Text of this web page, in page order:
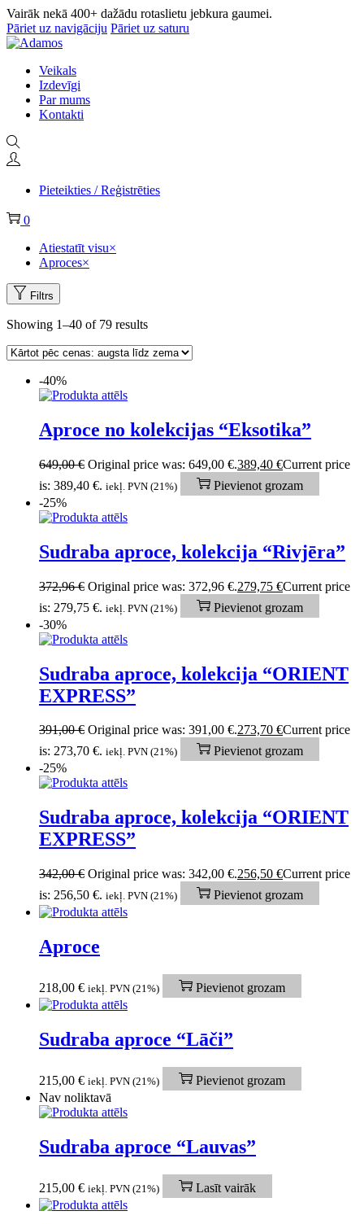
Vairāk nekā 400+ dažādu rotaslietu jebkura gaumei.
Pāriet uz navigāciju Pāriet uz saturu
Veikals
Izdevīgi
Par mums
Kontakti
Pieteikties / Reģistrēties
0
Atiestatīt visu×
Aproces×
Filtrs
Showing 1–40 of 79 results
-40%
Aproce no kolekcijas “Eksotika”
649,00€ Original price was: 649,00 €.389,40 €Current price
is: 389,40 €. iekļ. PVN (21%)
Pievienot grozam
-25%
Sudraba aproce, kolekcija “Rivjēra”
372,96€ Original price was: 372,96 €.279,75 €Current price
is: 279,75 €. iekļ. PVN (21%)
Pievienot grozam
-30%
Sudraba aproce, kolekcija “ORIENT
EXPRESS”
391,00€ Original price was: 391,00 €.273,70 €Current price
is: 273,70 €. iekļ. PVN (21%)
Pievienot grozam
-25%
Sudraba aproce, kolekcija “ORIENT
EXPRESS”
342,00€ Original price was: 342,00 €.256,50 €Current price
is: 256,50 €. iekļ. PVN (21%) Pievienot grozam
Aproce
218,00 € iekļ. PVN (21%) Pievienot grozam
Sudraba aproce “Lāči”
215,00 € iekļ. PVN (21%)
Pievienot grozam
Nav noliktavā
Sudraba aproce “Lauvas”
215,00 € iekļ. PVN (21%) Lasīt vairāk